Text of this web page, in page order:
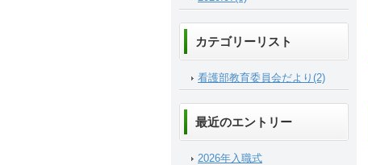
カテゴリーリスト
看護部教育委員会だより(2)
最近のエントリー
2026年入職式